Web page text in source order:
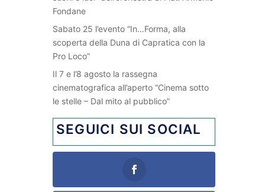
Fondane
Sabato 25 l’evento “In…Forma, alla
scoperta della Duna di Capratica con la
Pro Loco”
Il 7 e l’8 agosto la rassegna
cinematografica all’aperto “Cinema sotto
le stelle – Dal mito al pubblico”
SEGUICI SUI SOCIAL